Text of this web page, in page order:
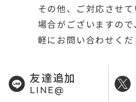
その他、ご対応させて
場合がございますの
軽にお問い合わせくだ
友達追加
LINE@